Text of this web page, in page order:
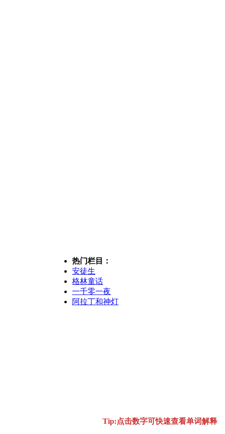
热门栏目：
安徒生
格林童话
一千零一夜
阿拉丁和神灯
Tip:点击数字可快速查看单词解释